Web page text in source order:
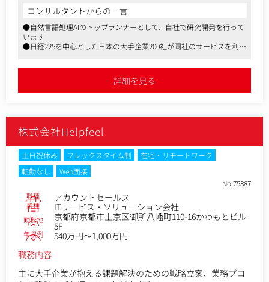
場・組織・顧客の慣性を打ち破るゲームチェンジャーである
こと、再現性のある成長基盤を構築することがミッションと
なります。
■具体的には
…既存市場の再定義および新たな市場の創出（マーケット定
…複雑なエンタープライズセールスのプロセス構築・改善
…顧客との共創型価値提供を実現するためのCS強化
・マーケティング部門との連携による需要創出・リード獲得
戦略の構築
・プロダクトマネジメント・開発チームとの連携によるプロ
・人材採用・育成を通じた組織強化
※変更の範囲：同社ビジネス領域における業務全般
主力プロダクト「Anews」は情報収集・分析にとどまらず、
企業の新規事業創出プロセスに変革をもたらすサービスへと
コンサルタントからの一言
●自然言語処理AIのトップランナーとして、自社で研究開発を行って
います
●日経225を中心とした日本の大手企業200社が同社のサービスを利用
主体性を尊重するカルチャーです詳細を見る
株式会社Helpfeel
土日祝休み フレックスタイム制
在宅・リモートワーク
転勤なし
Web面接
No.75887
職種 アカウントセールス
業種 ITサービス・ソリューション会社
勤務地
京都府京都市上京区御所八幡町110-16かわもとビル
5F
年収例
540万円～1,000万円
職務内容
主に大手企業が抱える課題解決のための戦略立案、業務プロ